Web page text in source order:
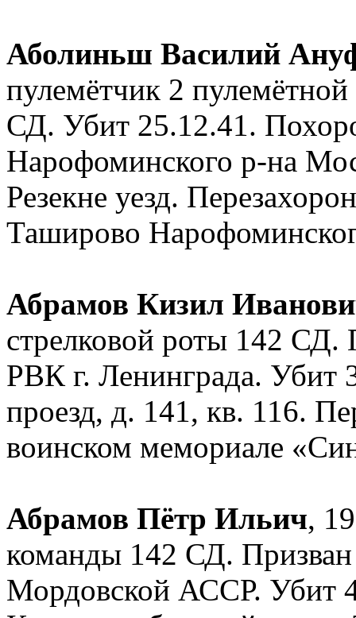
Аболиньш Василий
пулемётчик 2
СД. Убит 25.12.41.
Нарофоминского р-на
Резекне уезд.
Таширово
Абрамов Кизил
стрелковой роты 142 СД.
РВК г. Ленинграда. Убит
проезд, д. 141, кв. 116.
воинском мемориале
Абрамов Пётр Ильич,
команды 142 СД.
Мордовской АССР. Убит